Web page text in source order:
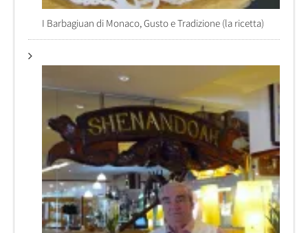
I Barbagiuan di Monaco, Gusto e Tradizione (la ricetta)